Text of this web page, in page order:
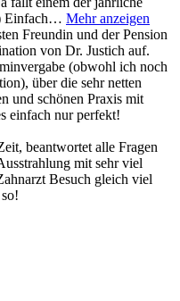
Einfach… Mehr anzeigen
Freundin und der Pension
von Dr. Justich auf.
(obwohl ich noch
über die sehr netten
und schönen Praxis mit
einfach nur perfekt!
beantwortet alle Fragen
mit sehr viel
Besuch gleich viel